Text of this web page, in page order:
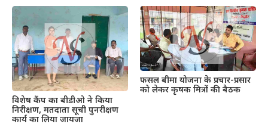
विशेष कैंप का बीडीओ ने किया
निरीक्षण, मतदाता सूची पुनरीक्षण
कार्य का लिया जायजा
फसल बीमा योजना के प्रचार-प्रसार
को लेकर कृषक मित्रों की बैठक